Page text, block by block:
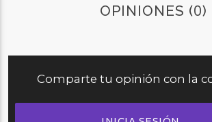
OPINIONES (0)
Comparte tu opinión con la